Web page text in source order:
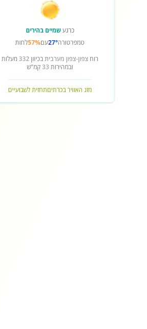
כרגעשמיים בהירים
טמפרטורה27°עם57%לחות
רוח צפון-צפון מערביתבכיוון332מעלות
ובמהירות 33קמ"ש
מזג האוויר בכרתיםתחזית לשבועיים